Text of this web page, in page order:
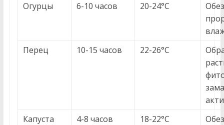
Огурцы
6-10 часов 20-24°C
Перец
10-15 часов 22-26°C
Капуста
4-8 часов 18-22°C